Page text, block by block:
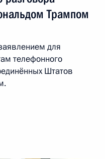
Трампом
для
телефонного
Штатов